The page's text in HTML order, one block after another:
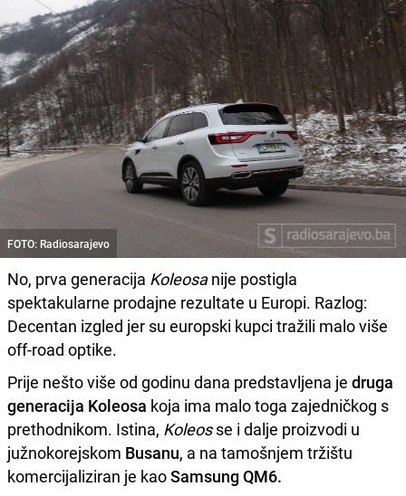
FOTO: Radiosarajevo
No, prva generacija Koleosanije postigla
spektakularne prodajne rezultate u Europi. Razlog:
Decentan izgled jer su europski kupci tražili malo više
off-road optike.
Prije nešto više od godinu dana predstavljena je druga
generacija Koleosa koja ima malo toga zajedničkog s
prethodnikom. Istina, Koleosse i dalje proizvodi u
južnokorejskom Busanu, a na tamošnjem tržištu
komercijaliziran je kaoSamsung QM6.